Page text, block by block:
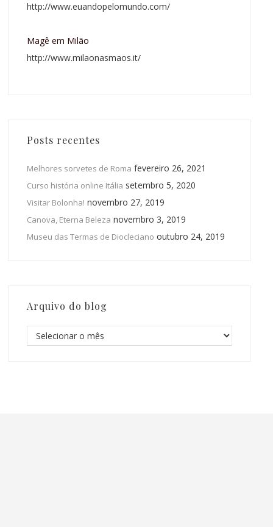
http://www.euandopelomundo.com/
Magê em Milão
http://www.milaonasmaos.it/
Posts recentes
Melhores sorvetes de Roma fevereiro 26, 2021
Curso história online Itália setembro 5, 2020
Visitar Bolonha! novembro 27, 2019
Canova, Eterna Beleza novembro 3, 2019
Museu das Termas de Diocleciano outubro 24, 2019
Arquivo do blog